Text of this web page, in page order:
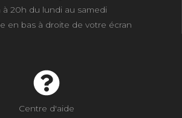
à 20h du lundi au samedi
en bas à droite de votre écran
Centre d'aide